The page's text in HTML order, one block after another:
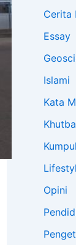
Cerita
Essay
Islami
Kata
Opini